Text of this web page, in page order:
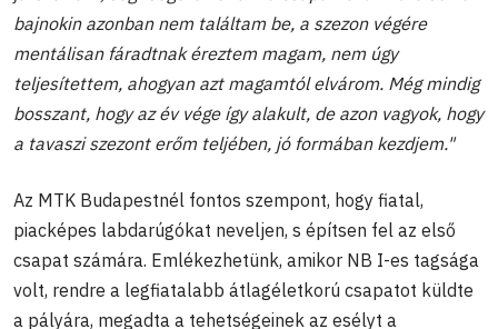
bajnokin azonban nem találtam be, a szezon végére
mentálisan fáradtnak éreztem magam, nem úgy
teljesítettem, ahogyan azt magamtól elvárom. Még mindig
bosszant, hogy az év vége így alakult, de azon vagyok, hogy
a tavaszi szezont erőm teljében, jó formában kezdjem."
Az MTK Budapestnél fontos szempont, hogy fiatal,
piacképes labdarúgókat neveljen, s építsen fel az első
csapat számára. Emlékezhetünk, amikor NB I-es tagsága
volt, rendre a legfiatalabb átlagéletkorú csapatot küldte
a pályára, megadta a tehetségeinek az esélyt a